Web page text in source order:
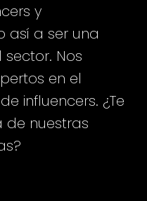
y
así a ser una
sector. Nos
en el
influencers. ¿Te
de nuestras